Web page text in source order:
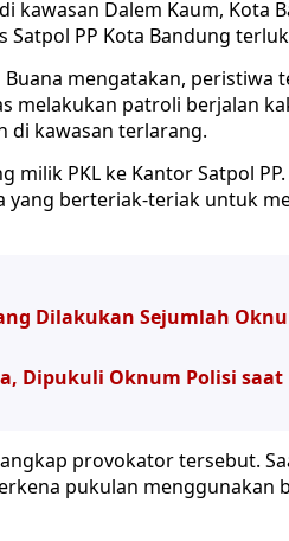
kawasan Dalem Kaum, Kota
PP Kota Bandung
Buana mengatakan, peristiwa
melakukan patroli berjalan
di kawasan terlarang.
PKL ke Kantor Satpol
yang berteriak-teriak untuk
Dilakukan Sejumlah
Dipukuli Oknum Polisi
provokator tersebut.
pukulan menggunakan